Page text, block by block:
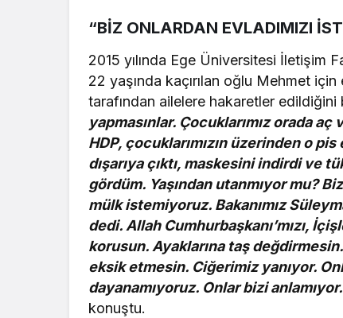
“BİZ ONLARDAN EVLADIMIZI
2015 yılında Ege Üniversitesi İletişim
22 yaşında kaçırılan oğlu Mehmet
tarafından ailelere hakaretler edildiğini
yapmasınlar. Çocuklarımız orada
HDP, çocuklarımızın üzerinden o
dışarıya çıktı, maskesini indirdi ve
gördüm. Yaşından utanmıyor mu?
mülk istemiyoruz. Bakanımız
dedi. Allah Cumhurbaşkanı’mızı,
korusun. Ayaklarına taş
eksik etmesin. Ciğerimiz yanıyor.
dayanamıyoruz. Onlar bizi
konuştu.